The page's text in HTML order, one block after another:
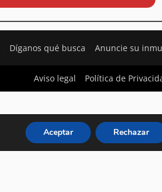
Díganos qué busca Anuncie su
Aviso legal Política de
Aceptar Rechazar